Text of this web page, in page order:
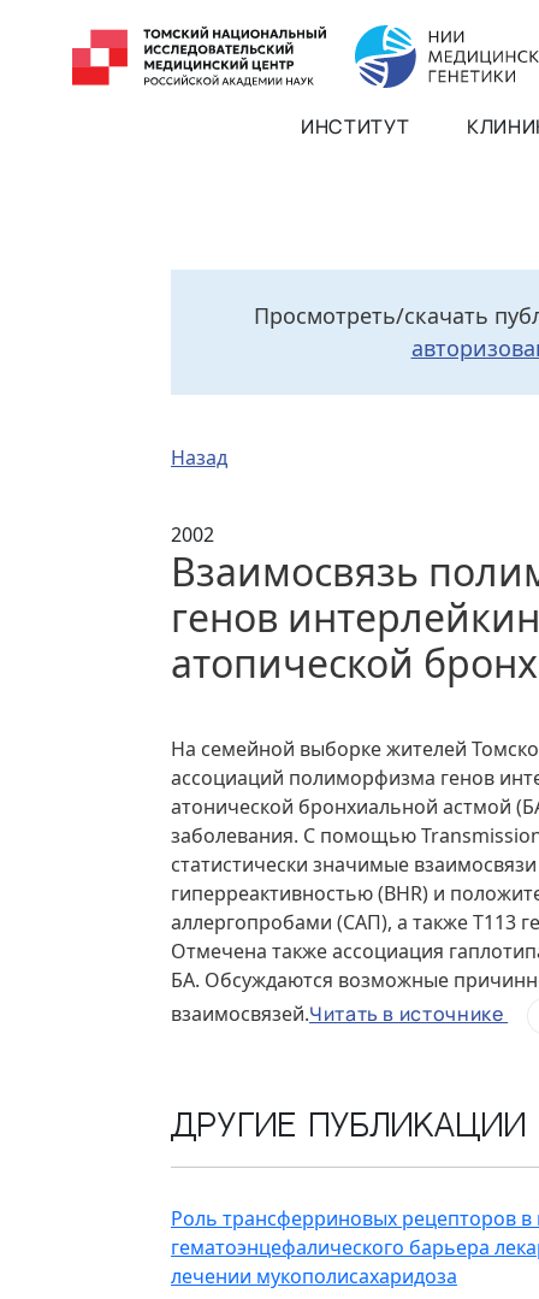
ИНСТИТУТ
Просмотреть/скачать
Назад
2002
Взаимосвязь
генов
атопической
На семейной выборке жителей
ассоциаций полиморфизма генов
атонической бронхиальной астмой
заболевания. С помощью
статистически значимые
гиперреактивностью (BHR) и
аллергопробами (САП), а также Т113
Отмечена также ассоциация
БА. Обсуждаются возможные
взаимосвязей.Читать в источнике
Другие публикации
Роль трансферриновых рецепторов
гематоэнцефалического барьера
лечении мукополисахаридоза